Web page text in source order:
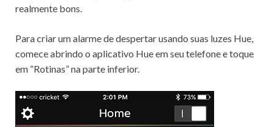
realmente bons.
Para criar um alarme de despertar usando suas luzes Hue,
comece abrindo o aplicativo Hue em seu telefone e toque
em “Rotinas” na parte inferior.